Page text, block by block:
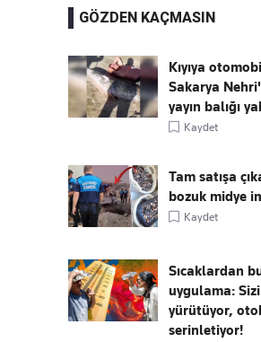
GÖZDEN KAÇMASIN
Kıyıya
Sakarya
yayın balığı
Kaydet
Tam satışa
bozuk midye
Kaydet
Sıcaklardan
uygulama:
yürütüyor,
serinletiyor!